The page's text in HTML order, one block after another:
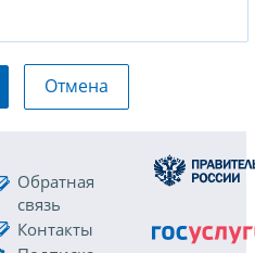
Отмена
Обратная
связь
Контакты